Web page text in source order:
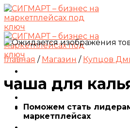
Skip
to
content
Поможем стать
маркетплейсах
Главная / Магазин / Купцов
чаша для